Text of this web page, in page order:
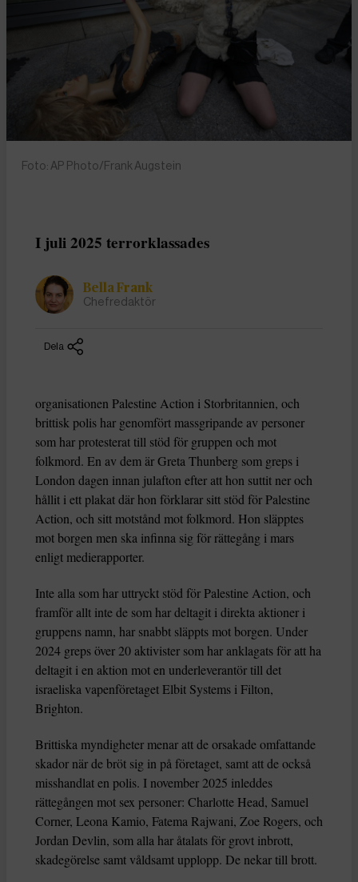
Foto: AP Photo/Frank Augstein
I juli 2025 terrorklassades
Bella Frank
Chefredaktör
Dela
organisationen Palestine Action i Storbritannien, och
brittisk polis har genomfört massgripande av personer
som har protesterat till stöd för gruppen och mot
folkmord. En av dem är Greta Thunberg som greps i
London dagen innan julafton efter att hon suttit ner och
hållit i ett plakat där hon förklarar sitt stöd för Palestine
Action, och sitt motstånd mot folkmord. Hon släpptes
mot borgen men ska infinna sig för rättegång i mars
enligt medierapporter.
Inte alla som har uttryckt stöd för Palestine Action, och
framför allt inte de som har deltagit i direkta aktioner i
gruppens namn, har snabbt släppts mot borgen. Under
2024 greps över 20 aktivister som har anklagats för att ha
deltagit i en aktion mot en underleverantör till det
israeliska vapenföretaget Elbit Systems i Filton,
Brighton.
Brittiska myndigheter menar att de orsakade omfattande
skador när de bröt sig in på företaget, samt att de också
misshandlat en polis. I november 2025 inleddes
rättegången mot sex personer: Charlotte Head, Samuel
Corner, Leona Kamio, Fatema Rajwani, Zoe Rogers, och
Jordan Devlin, som alla har åtalats för grovt inbrott,
skadegörelse samt våldsamt upplopp. De nekar till brott.